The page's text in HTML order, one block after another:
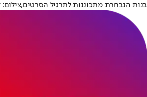
בנות הנבחרת מתכוננות לתרגיל הסרטים,צילום: Ulrich Fassbender